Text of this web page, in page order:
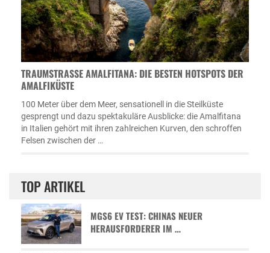
TRAUMSTRASSE AMALFITANA: DIE BESTEN HOTSPOTS DER A
MALFIKÜSTE
100 Meter über dem Meer, sensationell in die Steilküste
gesprengt und dazu spektakuläre Ausblicke: die Amalfitana
in Italien gehört mit ihren zahlreichen Kurven, den schroffen
Felsen zwischen der …
TOP ARTIKEL
MGS6 EV TEST: CHINAS NEUER
HERAUSFORDERER IM …